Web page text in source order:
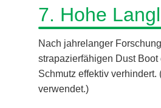
7. Hohe
Nach jahrelanger
strapazierfähigen Dust
Schmutz effektiv
verwendet.)